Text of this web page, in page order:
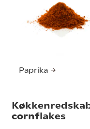
Paprika
cornflakes